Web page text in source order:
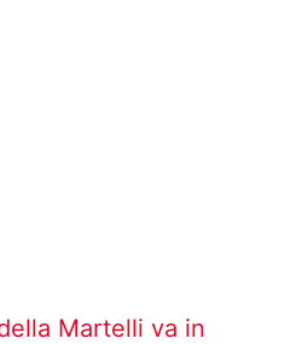
Martelli va in